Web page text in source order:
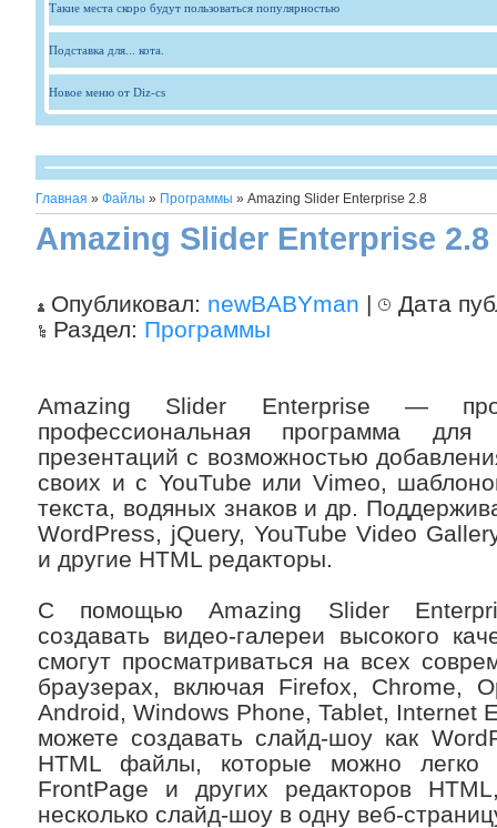
Такие места скоро будут пользоваться популярностью
Подставка для... кота.
Новое меню от Diz-cs
Главная » Файлы » Программы » Amazing Slider Enterprise 2.8
Amazing Slider Enterprise 2.8
Опубликовал: newBABYman |
Дата
Раздел: Программы
Amazing Slider Enterprise —
профессиональная программа
презентаций с возможностью
своих и с YouTube или Vimeo,
текста, водяных знаков и др.
WordPress, jQuery, YouTube Video
и другие HTML редакторы.
С помощью Amazing Slider
создавать видео-галереи высокого
смогут просматриваться на всех
браузерах, включая Firefox, Chrome,
Android, Windows Phone, Tablet, Internet
можете создавать слайд-шоу как
HTML файлы, которые можно легко
FrontPage и других редакторов
несколько слайд-шоу в одну веб-